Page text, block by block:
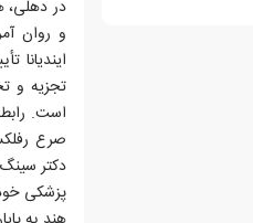
در دهلی،
و روان
تجزیه و
است.
پزشکی